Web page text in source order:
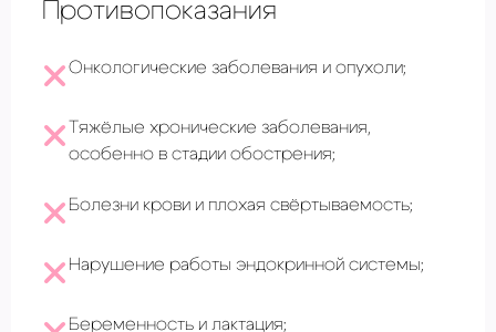
Противопоказания
Онкологические заболевания и опухоли;
Тяжёлые хронические заболевания,
особенно в стадии обострения;
Болезни крови и плохая свёртываемость;
Нарушение работы эндокринной системы;
Беременность и лактация;